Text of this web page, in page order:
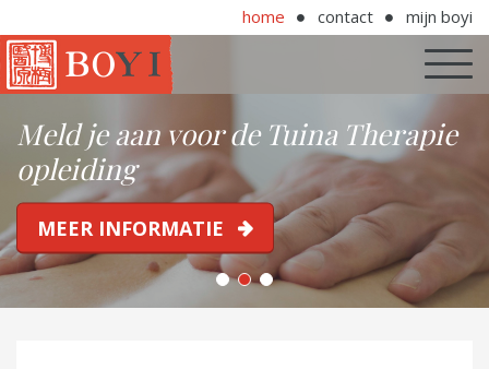
home contact mijn boyi
Meld je aan voor de Tuina Therapie
opleiding
MEER INFORMATIE